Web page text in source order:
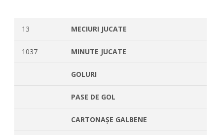
13 MECIURI JUCATE
1037 MINUTE JUCATE
GOLURI
PASE DE GOL
CARTONAȘE GALBENE